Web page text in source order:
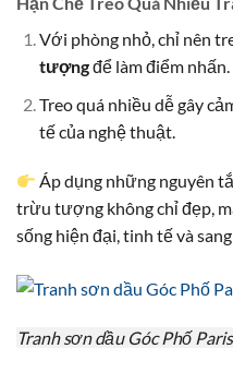
Với phòng nhỏ, chỉ nên
tượngđể làm điểm nhấn.
Treo quá nhiều dễ gây
tế của nghệ thuật.
Áp dụng những nguyên
trừu tượng không chỉ đẹp,
sống hiện đại, tinh tế và
Tranh sơn dầu Góc Phố